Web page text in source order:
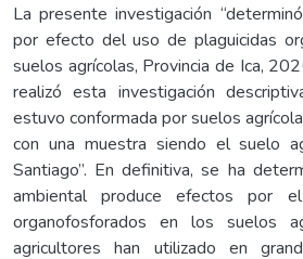
La presente investigación
por efecto del uso de plaguicidas
suelos agrícolas, Provincia de Ica,
realizó esta investigación
estuvo conformada por suelos
con una muestra siendo el suelo
Santiago”. En definitiva, se ha
ambiental produce efectos por
organofosforados en los suelos
agricultores han utilizado en